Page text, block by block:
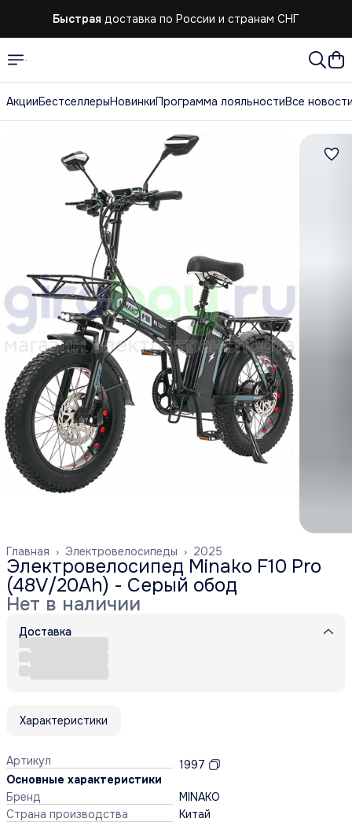
Быстрая доставка по России и странам СНГ
АкцииБестселлерыНовинкиПрограмма лояльностиВсе
2025
Электровелосипеды ›
Главная ›
Электровелосипед Minako F10 Pro
(48V/20Ah) - Серый обод
Нет в наличии
Доставка
Характеристики
Артикул
1997
Основные характеристики
Бренд
MINAKO
Страна производства
Китай